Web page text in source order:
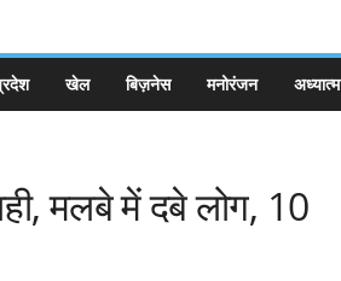
खेल बिज़नेस मनोरंजन अध्यात्म
मलबे में दबे लोग, 10